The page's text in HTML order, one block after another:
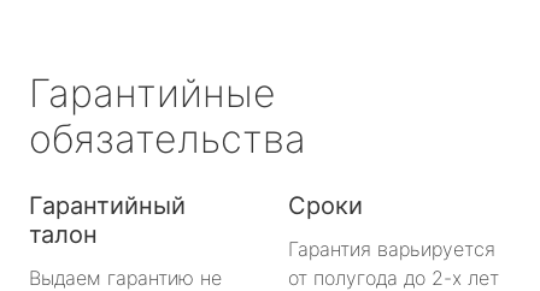
Гарантийные
обязательства
Гарантийный
талон
Выдаем гарантию не
Сроки
Гарантия варьируется
от полугода до 2-х лет